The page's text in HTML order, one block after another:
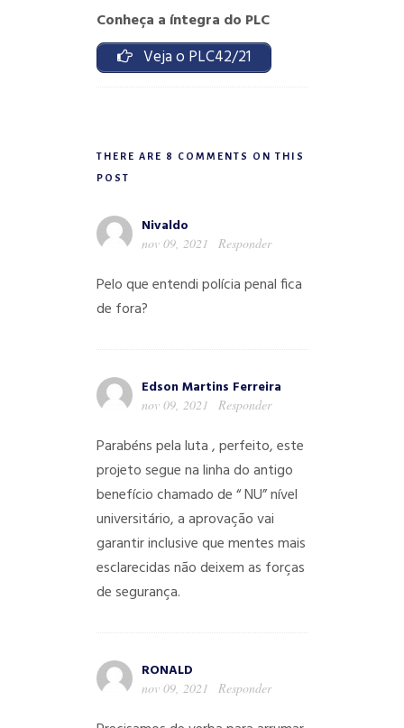
Conheça a íntegra do PLC
Veja o PLC42/21
THERE ARE 8 COMMENTS ON THIS
POST
Nivaldo
nov 09, 2021 Responder
Pelo que entendi polícia penal fica
de fora?
Edson Martins Ferreira
nov 09, 2021 Responder
Parabéns pela luta , perfeito, este
projeto segue na linha do antigo
benefício chamado de “ NU” nível
universitário, a aprovação vai
garantir inclusive que mentes mais
esclarecidas não deixem as forças
de segurança.
RONALD
nov 09, 2021 Responder